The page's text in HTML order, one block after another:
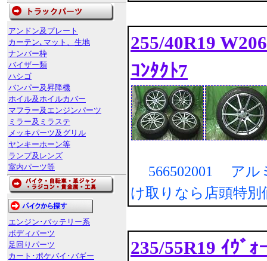
アンドン及プレート
カーテン､マット、生地
ナンバー枠
バイザー類
ハシゴ
バンパー及昇降機
ホイル及ホイルカバー
マフラー及エンジンパーツ
ミラー及ミラステ
メッキパーツ及グリル
ヤンキーホーン等
ランプ及レンズ
室内パーツ等
エンジン･バッテリー系
ボディパーツ
足回りパーツ
カート･ポケバイ･バギー
255/40R19
ｺﾝﾀｸﾄ7
566502001 アル
け取りなら店頭特別
235/55R19 ｲｳﾞ